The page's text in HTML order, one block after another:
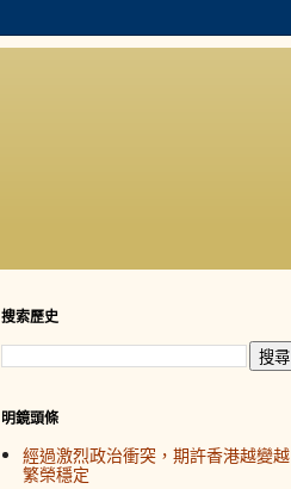
搜索歷史
明鏡頭條
經過激烈政治衝突，期許香港越變越
繁榮穩定